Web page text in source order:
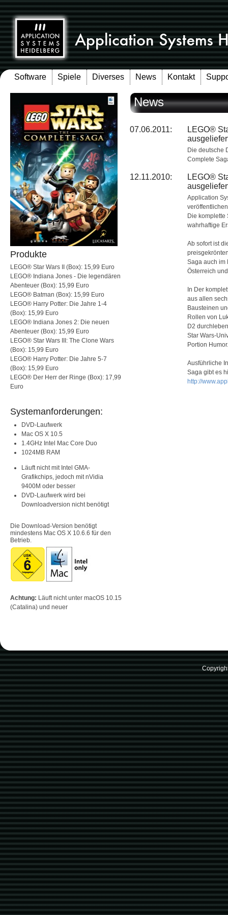
Software Spiele Diverses News Kontakt
Produkte
LEGO® Star Wars II (Box): 15,99 Euro
LEGO® Indiana Jones - Die legendären
Abenteuer (Box): 15,99 Euro
LEGO® Batman (Box): 15,99 Euro
LEGO® Harry Potter: Die Jahre 1-4
(Box): 15,99 Euro
LEGO® Indiana Jones 2: Die neuen
Abenteuer (Box): 15,99 Euro
LEGO® Star Wars III: The Clone Wars
(Box): 15,99 Euro
LEGO® Harry Potter: Die Jahre 5-7
(Box): 15,99 Euro
LEGO® Der Herr der Ringe (Box): 17,99
Euro
Systemanforderungen:
DVD-Laufwerk
Mac OS X 10.5
1.4GHz Intel Mac Core Duo
1024MB RAM
Läuft nicht mit Intel GMA-
Grafikchips, jedoch mit nVidia
9400M oder besser
DVD-Laufwerk wird bei
Downloadversion nicht benötigt
Die Download-Version benötigt
mindestens Mac OS X 10.6.6 für den
Betrieb.
Achtung: Läuft nicht unter macOS 10.15
(Catalina) und neuer
News
07.06.2011:
LEGO®
Die deutsche
Complete
12.11.2010:
LEGO®
Application
Die komplette
wahrhaftige
Ab sofort ist
Saga auch im
Österreich
In Der
aus allen
Bausteinen
Rollen von
D2
Star Wars-
Portion Humor.
Ausführliche
Saga gibt es
http://